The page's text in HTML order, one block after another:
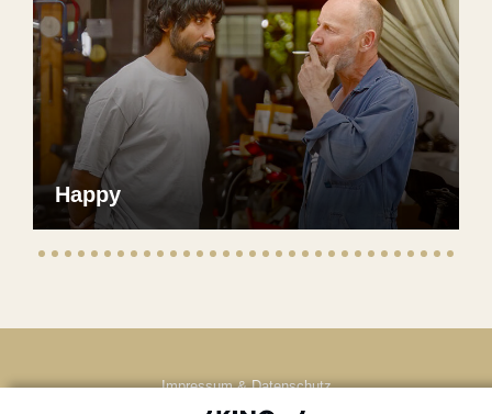
Happy
Impressum & Datenschutz